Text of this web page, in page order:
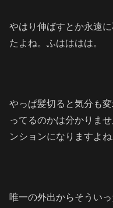
やはり伸ばすとか永遠
たよね。ふはははは。
やっぱ髪切ると気分も変
ってるのかは分かりま
ンションになりますよね
唯一の外出からそうい